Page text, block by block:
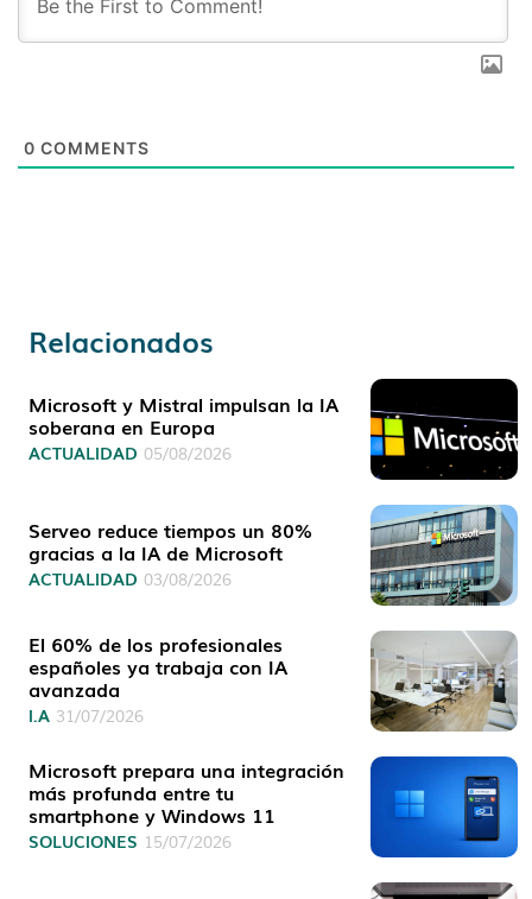
0 COMMENTS
Relacionados
Microsoft y Mistral impulsan la IA
soberana en Europa
ACTUALIDAD 05/08/2026
Serveo reduce tiempos un 80%
gracias a la IA de Microsoft
ACTUALIDAD 03/08/2026
El 60% de los profesionales
españoles ya trabaja con IA
avanzada
I.A 31/07/2026
Microsoft prepara una integración
más profunda entre tu
smartphone y Windows 11
SOLUCIONES 15/07/2026